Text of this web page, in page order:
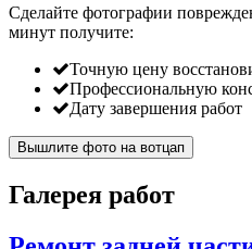
Сделайте фотографии
минут получите:
Точную цену
Профессиональную
Дату завершения работ
Вышлите фото на вотцап
Галерея работ